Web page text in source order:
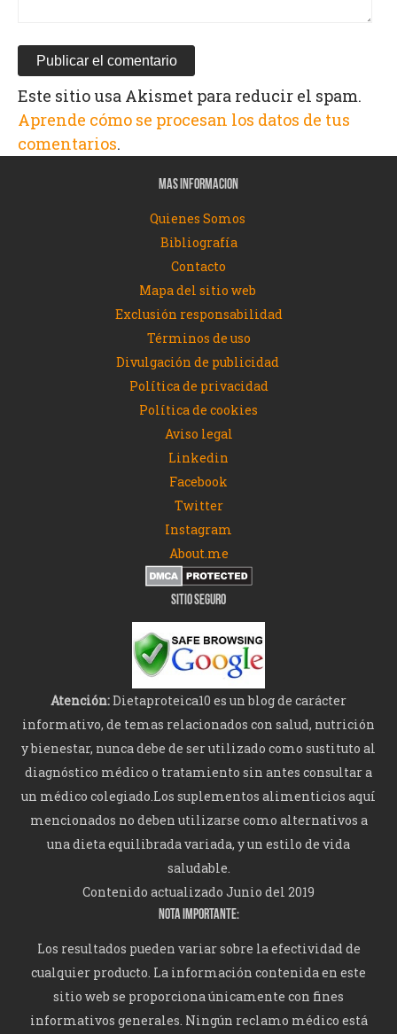
Este sitio usa Akismet para reducir el spam.
Aprende cómo se procesan los datos de tus
comentarios.
MAS INFORMACION
Quienes Somos
Bibliografía
Contacto
Mapa del sitio web
Exclusión responsabilidad
Términos de uso
Divulgación de publicidad
Política de privacidad
Política de cookies
Aviso legal
Linkedin
Facebook
Twitter
Instagram
About.me
SITIO SEGURO
Atención:Dietaproteica10 es un blog de carácter
informativo, de temas relacionados con salud, nutrición
y bienestar, nunca debe de ser utilizado como sustituto al
diagnóstico médico o tratamiento sin antes consultar a
un médico colegiado.Los suplementos alimenticios aquí
mencionados no deben utilizarse como alternativos a
una dieta equilibrada variada, y un estilo de vida
saludable.
Contenido actualizado Junio del 2019
NOTA IMPORTANTE:
Los resultados pueden variar sobre la efectividad de
cualquier producto. La información contenida en este
sitio web se proporciona únicamente con fines
informativos generales. Ningún reclamo médico está